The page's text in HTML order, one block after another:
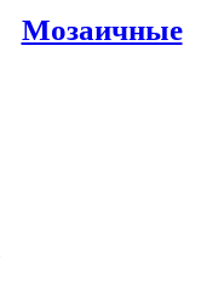
Мозаичные